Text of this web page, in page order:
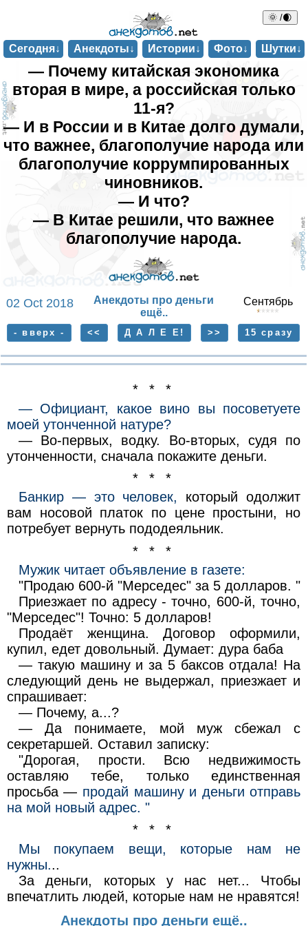
🌞 /🌒
Сегодня↓ Анекдоты↓ Истории↓ Фото↓ Шутки↓
— Почему китайская экономика
вторая в мире, а российская только
11-я?
— И в России и в Китае долго думали,
что важнее, благополучие народа или
благополучие коррумпированных
чиновников.
— И что?
— В Китае решили, что важнее
благополучие народа.
02 Oct 2018
Анекдоты про деньги
ещё..
Сентябрь
- вверх - << Д А Л Е Е! >> 15 сразу
* * *
— Официант, какое вино вы посоветуете
моей утонченной натуре?
— Во-первых, водку. Во-вторых, судя по
утонченности, сначала покажите деньги.
* * *
Банкир — это человек,
который одолжит
вам носовой платок по цене простыни, но
потребует вернуть пододеяльник.
* * *
Мужик читает объявление в газете:
"Продаю 600-й "Мерседес" за 5 долларов. "
Приезжает по адресу - точно, 600-й, точно,
"Мерседес"! Точно: 5 долларов!
Продаёт женщина. Договор оформили,
купил, едет довольный. Думает: дура баба
— такую машину и за 5 баксов отдала! На
следующий день не выдержал, приезжает и
спрашивает:
— Почему, а...?
— Да понимаете, мой муж сбежал с
секретаршей. Оставил записку:
"Дорогая, прости. Всю недвижимость
оставляю тебе, только единственная
просьба — продай машину и деньги отправь
на мой новый адрес. "
* * *
Мы покупаем вещи, которые нам не
нужны...
За деньги, которых у нас нет... Чтобы
впечатлить людей, которые нам не нравятся!
Анекдоты про деньги ещё..